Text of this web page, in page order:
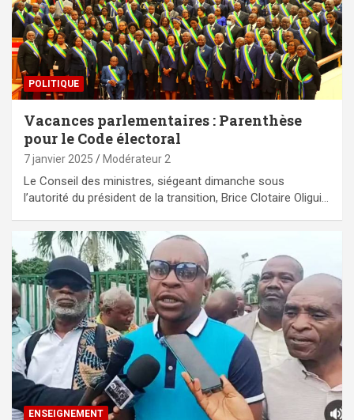
POLITIQUE
Vacances parlementaires : Parenthèse
pour le Code électoral
7 janvier 2025 Modérateur 2
Le Conseil des ministres, siégeant dimanche sous
l’autorité du président de la transition, Brice Clotaire Oligui…
ENSEIGNEMENT